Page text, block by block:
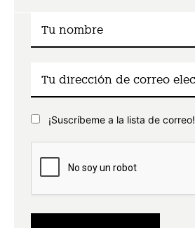
¡Suscríbeme a la lista de correo!